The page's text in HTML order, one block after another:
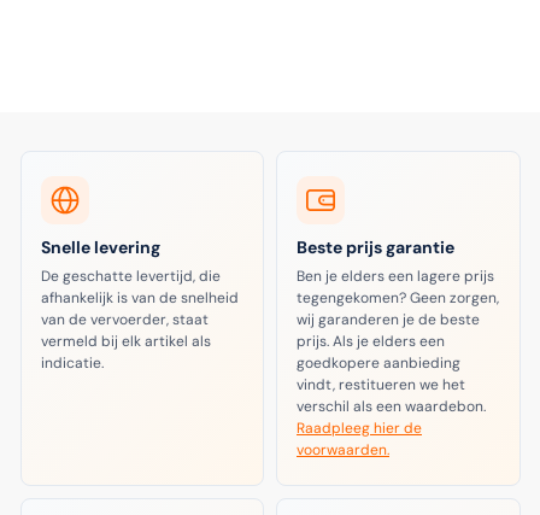
Snelle levering
De geschatte levertijd, die
afhankelijk is van de snelheid
van de vervoerder, staat
vermeld bij elk artikel als
indicatie.
Beste prijs garantie
Ben je elders een lagere prijs
tegengekomen? Geen zorgen,
wij garanderen je de beste
prijs. Als je elders een
goedkopere aanbieding
vindt, restitueren we het
verschil als een waardebon.
Raadpleeg hier de
voorwaarden.